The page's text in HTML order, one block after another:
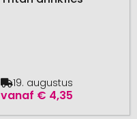
vanaf € 4,35
19. augustus